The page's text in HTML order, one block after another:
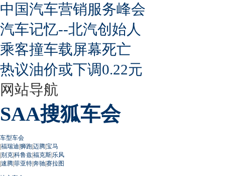
中国汽车营销服务峰会
汽车记忆--北汽创始人
乘客撞车载屏幕死亡
热议油价或下调0.22元
网站导航
SAA搜狐车会
车型车会
|福瑞迪|狮跑|迈腾|宝马
|别克|科鲁兹|福克斯|乐风
|速腾|菲亚特|奔驰|赛拉图